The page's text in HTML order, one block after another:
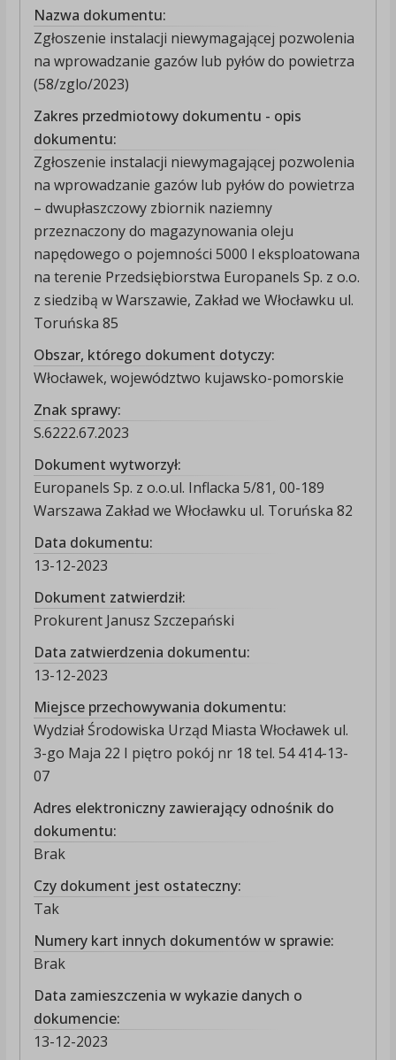
Nazwa dokumentu:
Zgłoszenie instalacji niewymagającej pozwolenia
na wprowadzanie gazów lub pyłów do powietrza
(58/zglo/2023)
Zakres przedmiotowy dokumentu - opis
dokumentu:
Zgłoszenie instalacji niewymagającej pozwolenia
na wprowadzanie gazów lub pyłów do powietrza
– dwupłaszczowy zbiornik naziemny
przeznaczony do magazynowania oleju
napędowego o pojemności 5000 l eksploatowana
na terenie Przedsiębiorstwa Europanels Sp. z o.o.
z siedzibą w Warszawie, Zakład we Włocławku ul.
Toruńska 85
Obszar, którego dokument dotyczy:
Włocławek, województwo kujawsko-pomorskie
Znak sprawy:
S.6222.67.2023
Dokument wytworzył:
Europanels Sp. z o.o.ul. Inflacka 5/81, 00-189
Warszawa Zakład we Włocławku ul. Toruńska 82
Data dokumentu:
13-12-2023
Dokument zatwierdził:
Prokurent Janusz Szczepański
Data zatwierdzenia dokumentu:
13-12-2023
Miejsce przechowywania dokumentu:
Wydział Środowiska Urząd Miasta Włocławek ul.
3-go Maja 22 I piętro pokój nr 18 tel. 54 414-13-
07
Adres elektroniczny zawierający odnośnik do
dokumentu:
Brak
Czy dokument jest ostateczny:
Tak
Numery kart innych dokumentów w sprawie:
Brak
Data zamieszczenia w wykazie danych o
dokumencie:
13-12-2023